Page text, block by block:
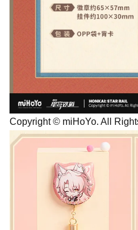
Copyright © miHoYo. All